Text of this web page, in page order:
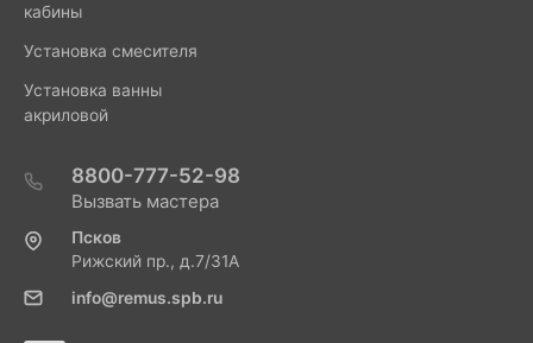
кабины
Установка смесителя
Установка ванны
акриловой
8800-777-52-98
Вызвать мастера
Псков
Рижский пр., д.7/31А
info@remus.spb.ru